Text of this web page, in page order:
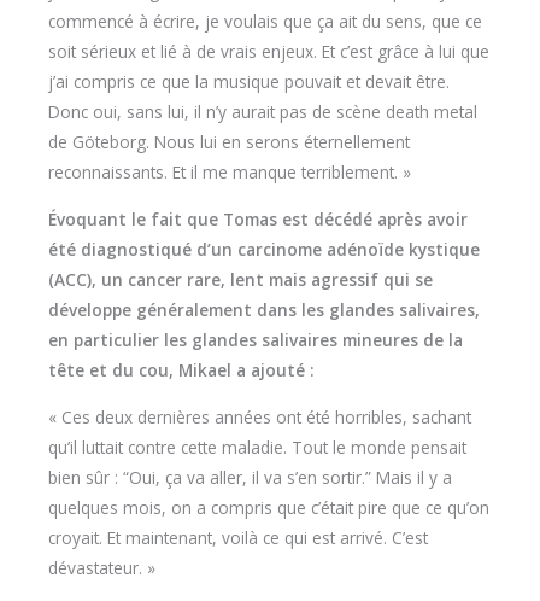
commencé à écrire, je voulais que ça ait du sens, que ce
soit sérieux et lié à de vrais enjeux. Et c’est grâce à lui que
j’ai compris ce que la musique pouvait et devait être.
Donc oui, sans lui, il n’y aurait pas de scène death metal
de Göteborg. Nous lui en serons éternellement
reconnaissants. Et il me manque terriblement. »
Évoquant le fait que Tomas est décédé après avoir
été diagnostiqué d’un carcinome adénoïde kystique
(ACC), un cancer rare, lent mais agressif qui se
développe généralement dans les glandes salivaires,
en particulier les glandes salivaires mineures de la
tête et du cou, Mikael a ajouté :
« Ces deux dernières années ont été horribles, sachant
qu’il luttait contre cette maladie. Tout le monde pensait
bien sûr : “Oui, ça va aller, il va s’en sortir.” Mais il y a
quelques mois, on a compris que c’était pire que ce qu’on
croyait. Et maintenant, voilà ce qui est arrivé. C’est
dévastateur. »